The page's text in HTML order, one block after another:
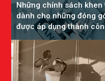
Những chính sách khen
dành cho những đóng
được áp dụng thành